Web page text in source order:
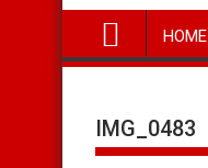
HOME
IMG_0483